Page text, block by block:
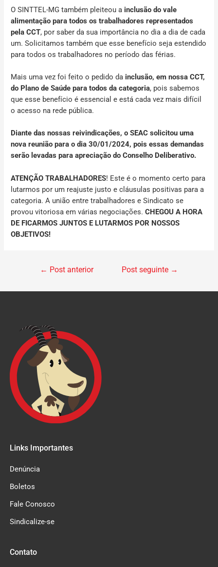
O SINTTEL-MG também pleiteou a inclusão do vale
alimentação para todos os trabalhadores representados
pela CCT, por saber da sua importância no dia a dia de cada
um. Solicitamos também que esse benefício seja estendido
para todos os trabalhadores no período das férias.
Mais uma vez foi feito o pedido da inclusão, em nossa CCT,
do Plano de Saúde para todos da categoria, pois sabemos
que esse benefício é essencial e está cada vez mais difícil
o acesso na rede pública.
Diante das nossas reivindicações,o SEAC solicitou uma
nova reunião para o dia 30/01/2024, pois essas demandas
serão levadas para apreciação do Conselho Deliberativo.
ATENÇÃO TRABALHADORES! Este é o momento certo para
lutarmos por um reajuste justo e cláusulas positivas para a
categoria. A união entre trabalhadores e Sindicato se
provou vitoriosa em várias negociações.CHEGOU A HORA
DE FICARMOS JUNTOS E LUTARMOS POR NOSSOS
OBJETIVOS!
← Post anterior Post seguinte →
Links Importantes
Denúncia
Boletos
Fale Conosco
Sindicalize-se
Contato